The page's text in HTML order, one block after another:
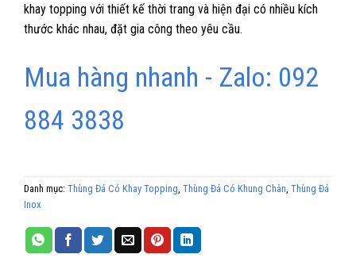
khay topping với thiết kế thời trang và hiện đại có nhiều kích
thước khác nhau, đặt gia công theo yêu cầu.
Mua hàng nhanh - Zalo: 092
884 3838
Danh mục: Thùng Đá Có Khay Topping Thùng Đá Có Khung Chân Thùng Đá
Inox